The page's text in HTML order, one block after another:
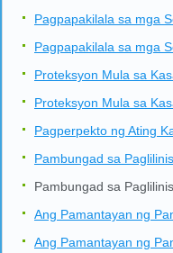
Pagpapakilala sa mga
Pagpapakilala sa mga
Proteksyon Mula sa
Proteksyon Mula sa
Pagperpekto ng Ating
Pambungad sa
Pambungad sa
Ang Pamantayan ng
Ang Pamantayan ng